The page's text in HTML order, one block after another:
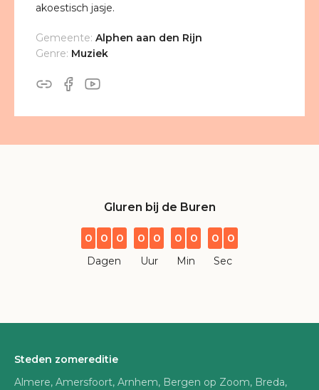
akoestisch jasje.
Gemeente: Alphen aan den Rijn
Genre: Muziek
Gluren bij de Buren
0 0 0
Dagen
0 0
Uur
0 0
Min
0 0
Sec
Steden zomereditie
Almere, Amersfoort, Arnhem, Bergen op Zoom, Breda,